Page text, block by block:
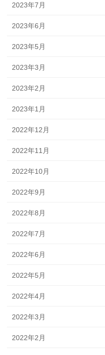
2023年7月
2023年6月
2023年5月
2023年3月
2023年2月
2023年1月
2022年12月
2022年11月
2022年10月
2022年9月
2022年8月
2022年7月
2022年6月
2022年5月
2022年4月
2022年3月
2022年2月